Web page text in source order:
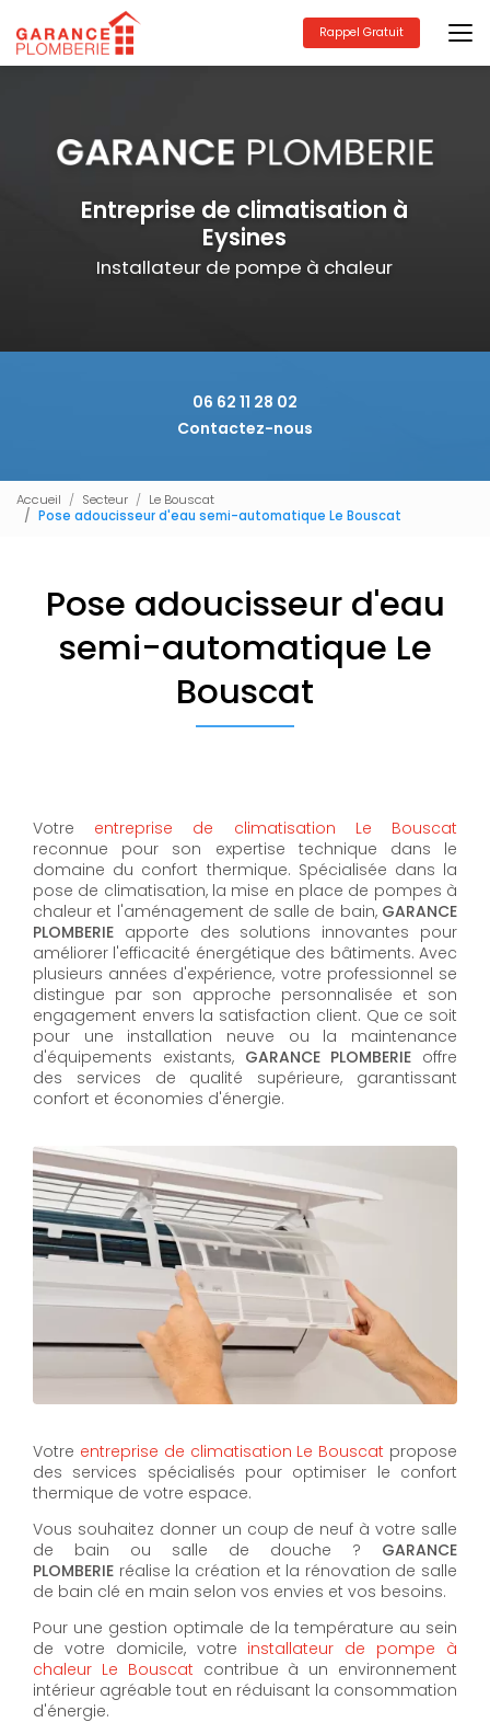
au
contenu
principal
Rappel Gratuit
Entreprise de climatisation à
Eysines
Installateur de pompe à chaleur
06 62 11 28 02
Contactez-nous
Accueil Secteur
Le Bouscat
Pose adoucisseur d'eau semi-automatique Le Bouscat
Pose adoucisseur d'eau
semi-automatique Le
Bouscat
Votre entreprise de climatisation Le Bouscat
reconnue pour son expertise technique dans le
domaine du confort thermique. Spécialisée dans la
pose de climatisation, la mise en place de pompes à
chaleur et l'aménagement de salle de bain, GARANCE
PLOMBERIE apporte des solutions innovantes pour
améliorer l'efficacité énergétique des bâtiments. Avec
plusieurs années d'expérience, votre professionnel se
distingue par son approche personnalisée et son
engagement envers la satisfaction client. Que ce soit
pour une installation neuve ou la maintenance
d'équipements existants, GARANCE PLOMBERIE offre
des services de qualité supérieure, garantissant
confort et économies d'énergie.
Votre entreprise de climatisation Le Bouscat propose
des services spécialisés pour optimiser le confort
thermique de votre espace.
Vous souhaitez donner un coup de neuf à votre salle
de bain ou salle de douche ? GARANCE
PLOMBERIE réalise la création et la rénovation de salle
de bain clé en main selon vos envies et vos besoins.
Pour une gestion optimale de la température au sein
de votre domicile, votre installateur de pompe à
chaleur Le Bouscat contribue à un environnement
intérieur agréable tout en réduisant la consommation
d'énergie.